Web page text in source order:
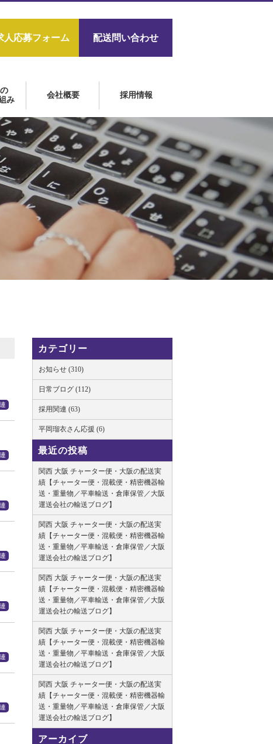
み
会社概要 採用情報
人応募フォーム 配送問い合わせ
カテゴリー
お知らせ (310)
日常ブログ (112)
採用関連 (63)
平岡瑠衣さん応援 (6)
最近の投稿
関西 大阪 チャーター便・大阪の配送実
績【チャーター便・混載便・精密機器輸
送・重量物／平車輸送・倉庫保管／大阪
運送会社の輸送ブログ】
関西 大阪 チャーター便・大阪の配送実
績【チャーター便・混載便・精密機器輸
送・重量物／平車輸送・倉庫保管／大阪
運送会社の輸送ブログ】
関西 大阪 チャーター便・大阪の配送実
績【チャーター便・混載便・精密機器輸
送・重量物／平車輸送・倉庫保管／大阪
運送会社の輸送ブログ】
関西 大阪 チャーター便・大阪の配送実
績【チャーター便・混載便・精密機器輸
送・重量物／平車輸送・倉庫保管／大阪
運送会社の輸送ブログ】
関西 大阪 チャーター便・大阪の配送実
績【チャーター便・混載便・精密機器輸
送・重量物／平車輸送・倉庫保管／大阪
運送会社の輸送ブログ】
アーカイブ